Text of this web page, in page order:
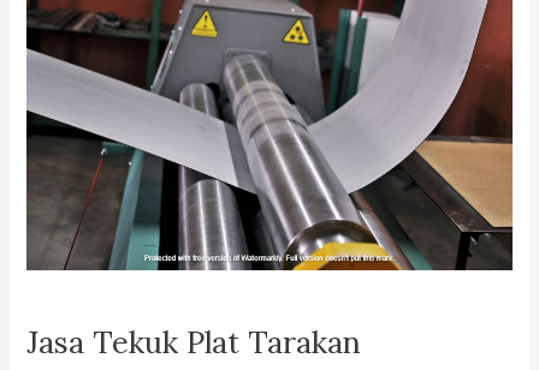
Jasa Tekuk Plat Tarakan